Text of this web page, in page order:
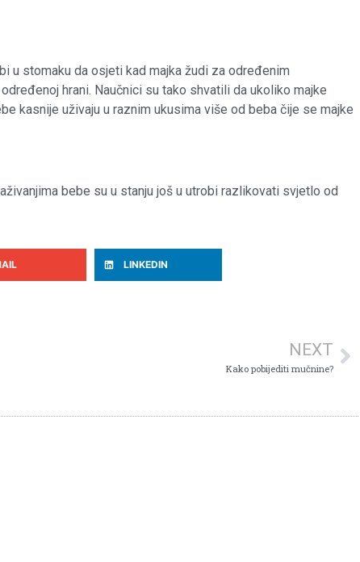
u stomaku da osjeti kad majka žudi za određenim
hrani. Naučnici su tako shvatili da ukoliko majke
kasnije uživaju u raznim ukusima više od beba čije se majke
bebe su u stanju još u utrobi razlikovati svjetlo od
LINKEDIN
NEXT
Kako pobijediti mučnine?